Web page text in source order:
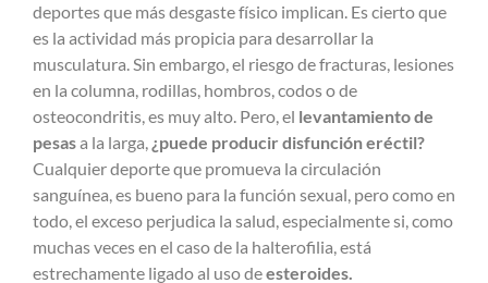
deportes que más desgaste físico implican. Es cierto que
es la actividad más propicia para desarrollar la
musculatura. Sin embargo, el riesgo de fracturas, lesiones
en la columna, rodillas, hombros, codos o de
osteocondritis, es muy alto. Pero, el levantamiento de
pesasa la larga, ¿puede producir disfunción eréctil?
Cualquier deporte que promueva la circulación
sanguínea, es bueno para la función sexual, pero como en
todo, el exceso perjudica la salud, especialmente si, como
muchas veces en el caso de la halterofilia, está
estrechamente ligado al uso deesteroides.